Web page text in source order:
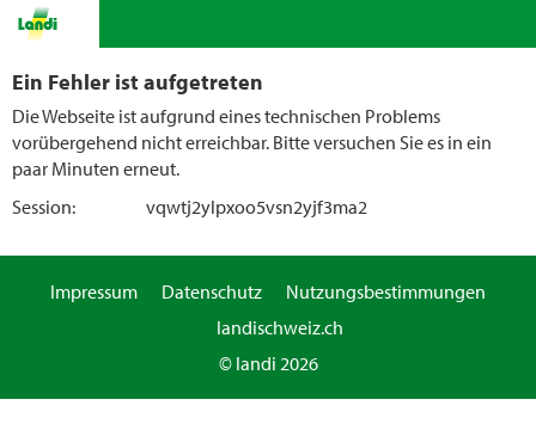
Ein Fehler ist aufgetreten
Die Webseite ist aufgrund eines technischen Problems
vorübergehend nicht erreichbar. Bitte versuchen Sie es in ein
paar Minuten erneut.
Session:
vqwtj2ylpxoo5vsn2yjf3ma2
Impressum Datenschutz
Nutzungsbestimmungen
landischweiz.ch
© landi 2026